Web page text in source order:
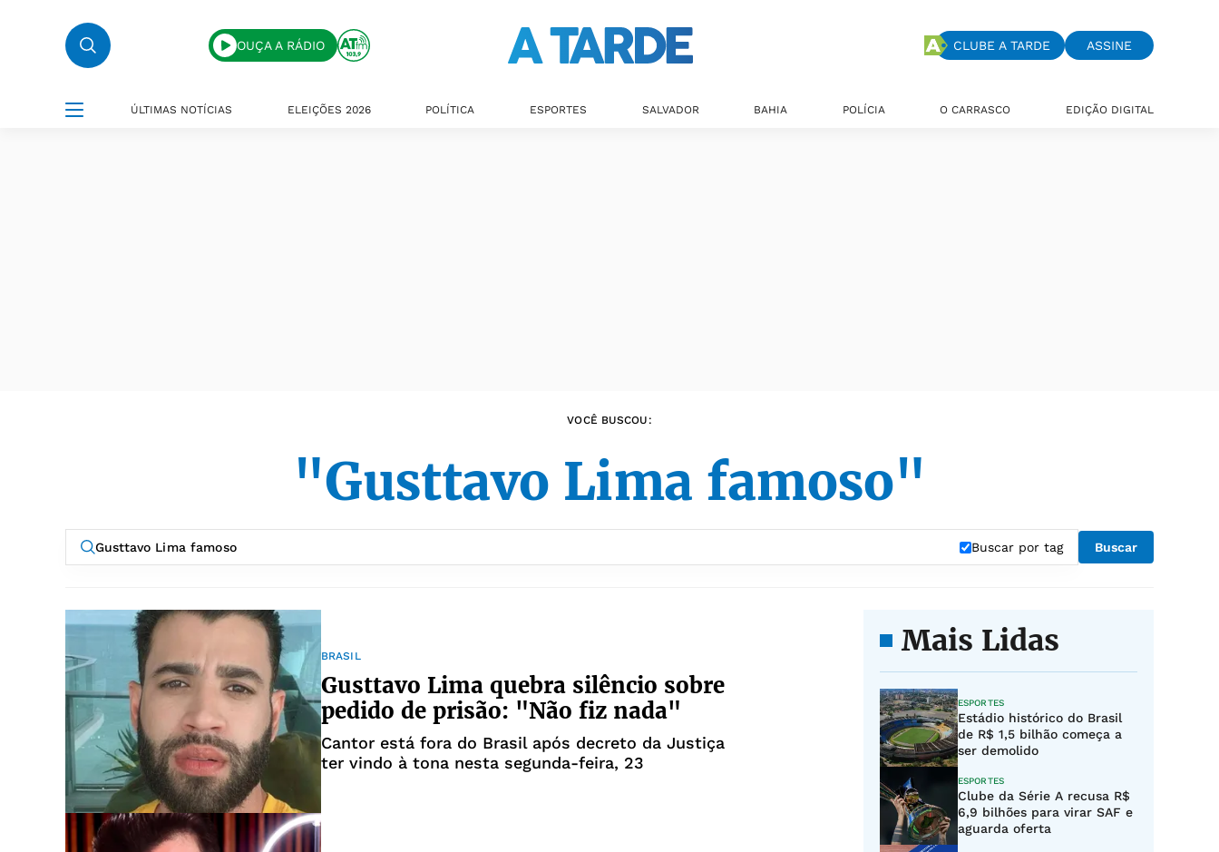
OUÇA A RÁDIO CLUBE A TARDE ASSINE
ÚLTIMAS NOTÍCIAS ELEIÇÕES 2026 POLÍTICA ESPORTES SALVADOR BAHIA POLÍCIA O CARRASCO EDIÇÃO DIGITAL
VOCÊ BUSCOU:
"Gusttavo Lima famoso"
Buscar por tag Buscar
BRASIL
Gusttavo Lima quebra silêncio sobre
pedido de prisão: "Não fiz nada"
Cantor está fora do Brasil após decreto da Justiça
ter vindo à tona nesta segunda-feira, 23
Mais Lidas
ESPORTES
Estádio histórico do Brasil
de R$ 1,5 bilhão começa a
ser demolido
ESPORTES
Clube da Série A recusa R$
6,9 bilhões para virar SAF e
aguarda oferta